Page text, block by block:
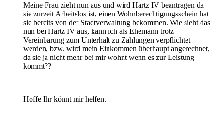
Meine Frau zieht nun aus und wird Hartz IV beantragen da
sie zurzeit Arbeitslos ist, einen Wohnberechtigungsschein hat
sie bereits von der Stadtverwaltung bekommen. Wie sieht das
nun bei Hartz IV aus, kann ich als Ehemann trotz
Vereinbarung zum Unterhalt zu Zahlungen verpflichtet
werden, bzw. wird mein Einkommen überhaupt angerechnet,
da sie ja nicht mehr bei mir wohnt wenn es zur Leistung
kommt??
Hoffe Ihr könnt mir helfen.